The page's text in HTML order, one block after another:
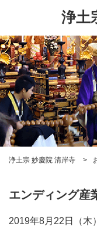
浄土
浄土宗 妙慶院 清岸寺
エンディング産
2019年8月22日（木）